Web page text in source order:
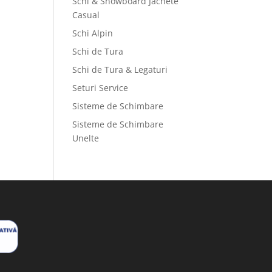
Casual
Schi Alpin
Schi de Tura
Schi de Tura & Legaturi
Seturi Service
Sisteme de Schimbare
Sisteme de Schimbare
Unelte